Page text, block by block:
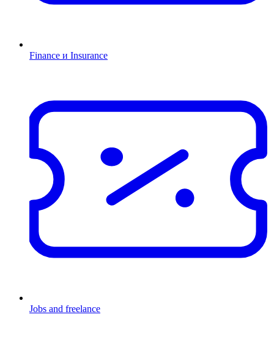
Finance и Insurance
Jobs and freelance